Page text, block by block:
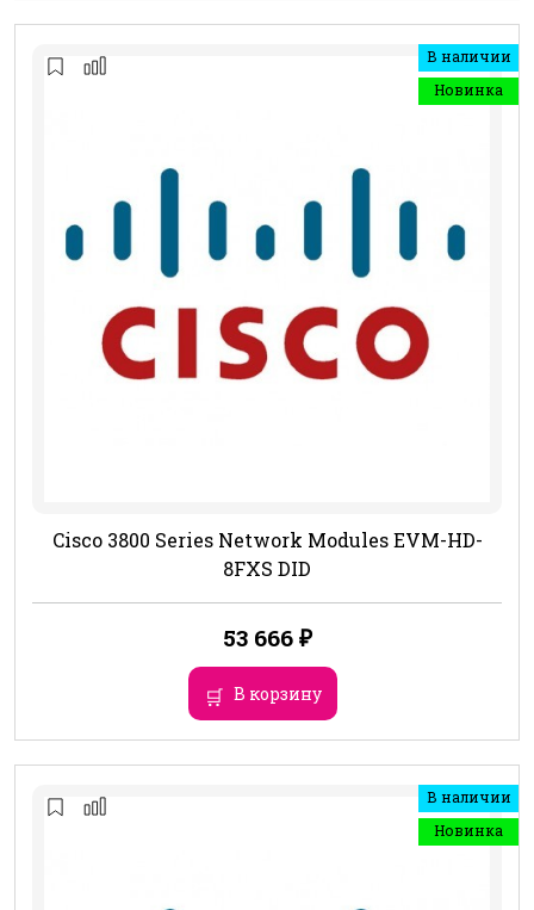
В наличии
Новинка
Cisco 3800 Series Network Modules EVM-HD-
8FXS DID
53 666 ₽
В корзину
В наличии
Новинка